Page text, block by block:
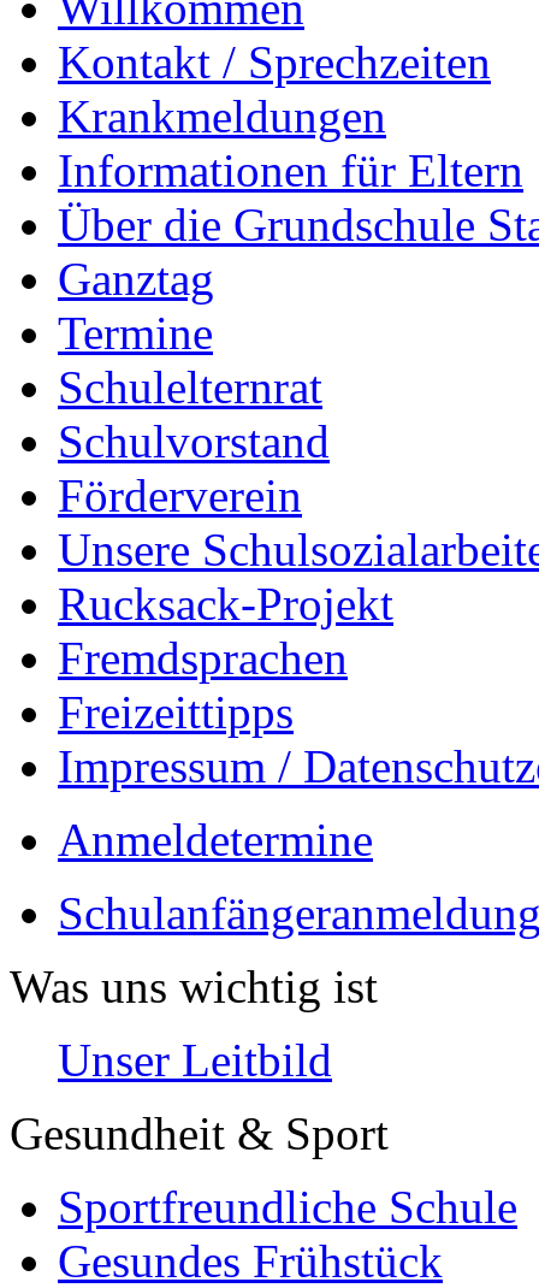
Kontakt / Sprechzeiten
Krankmeldungen
Informationen für Eltern
Über die Grundschule
Ganztag
Termine
Schulelternrat
Schulvorstand
Förderverein
Unsere
Rucksack-Projekt
Fremdsprachen
Freizeittipps
Impressum /
Anmeldetermine
Was uns wichtig ist
Unser Leitbild
Gesundheit & Sport
Sportfreundliche Schule
Gesundes Frühstück